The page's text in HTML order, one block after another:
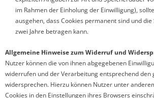
im Rahmen der Einholung der Einwilligung),
ausgehen, dass Cookies permanent sind und
zwei Jahre betragen kann.
Allgemeine Hinweise zum Widerruf und
Nutzer können die von ihnen abgegebenen
widerrufen und der Verarbeitung entsprechend den
widersprechen. Hierzu können Nutzer unter
Cookies in den Einstellungen ihres Browsers